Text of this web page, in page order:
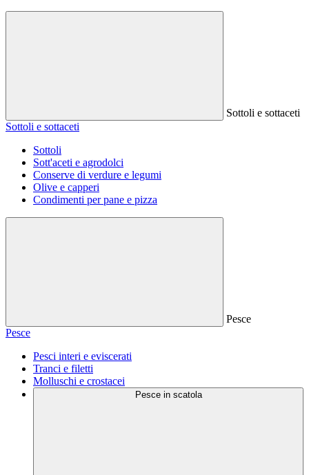
Sottoli e sottaceti
Sottoli e sottaceti
Sottoli
Sott'aceti e agrodolci
Conserve di verdure e legumi
Olive e capperi
Condimenti per pane e pizza
Pesce
Pesce
Pesci interi e eviscerati
Tranci e filetti
Molluschi e crostacei
Pesce in scatola